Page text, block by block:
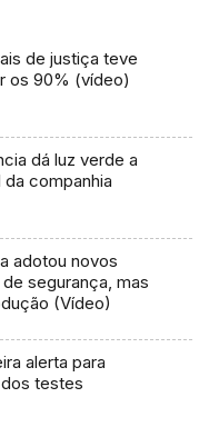
de justiça teve
os 90% (vídeo)
dá luz verde a
companhia
adotou novos
segurança, mas
(Vídeo)
alerta para
testes